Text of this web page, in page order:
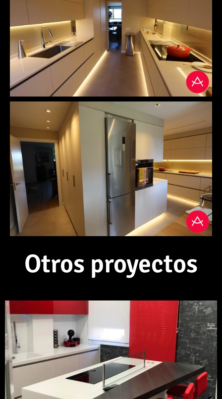
Otros proyectos